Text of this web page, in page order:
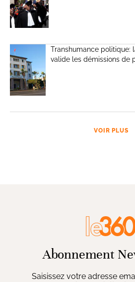
Transhumance politique:
valide les démissions de
VOIR PLUS
Abonnement
Saisissez votre adresse